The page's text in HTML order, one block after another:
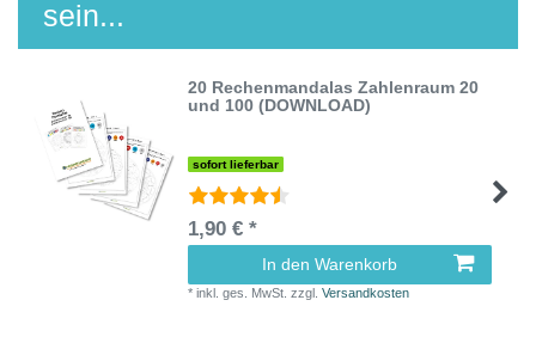
sein...
20 Rechenmandalas Zahlenraum 20
und 100 (DOWNLOAD)
sofort lieferbar
1,90 € *
In den Warenkorb
*inkl. ges. MwSt. zzgl.Versandkosten